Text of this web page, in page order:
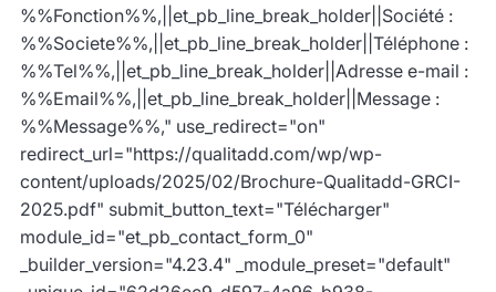
%%Fonction%%,||et_pb_line_break_holder||Société :
%%Societe%%,||et_pb_line_break_holder||Téléphone :
%%Tel%%,||et_pb_line_break_holder||Adresse e-mail :
%%Email%%,||et_pb_line_break_holder||Message :
%%Message%%," use_redirect="on"
redirect_url="https://qualitadd.com/wp/wp-
content/uploads/2025/02/Brochure-Qualitadd-GRCI-
2025.pdf" submit_button_text="Télécharger"
module_id="et_pb_contact_form_0"
_builder_version="4.23.4" _module_preset="default"